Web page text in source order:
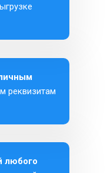
любого
реквизитам